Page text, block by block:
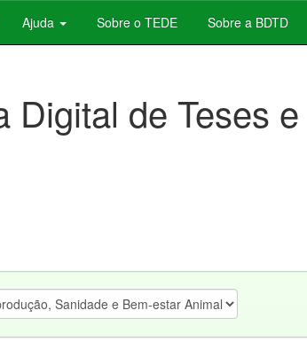
Ajuda Sobre o TEDE Sobre a BDTD
Digital de Teses